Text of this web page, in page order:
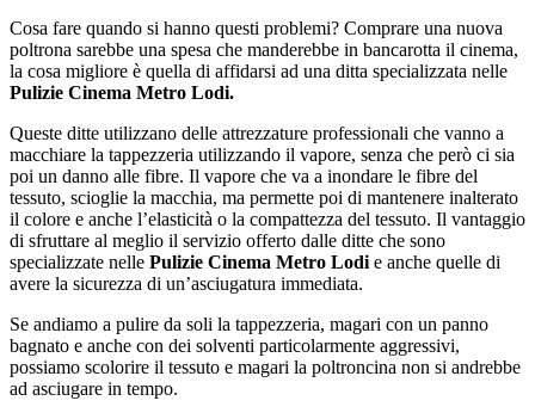
Cosa fare quando si hanno questi problemi? Comprare una nuova
poltrona sarebbe una spesa che manderebbe in bancarotta il cinema,
la cosa migliore è quella di affidarsi ad una ditta specializzata nelle
Pulizie Cinema Metro Lodi.
Queste ditte utilizzano delle attrezzature professionali che vanno a
macchiare la tappezzeria utilizzando il vapore, senza che però ci sia
poi un danno alle fibre. Il vapore che va a inondare le fibre del
tessuto, scioglie la macchia, ma permette poi di mantenere inalterato
il colore e anche l’elasticità o la compattezza del tessuto. Il vantaggio
di sfruttare al meglio il servizio offerto dalle ditte che sono
specializzate nelle Pulizie Cinema Metro Lodi e anche quelle di
avere la sicurezza di un’asciugatura immediata.
Se andiamo a pulire da soli la tappezzeria, magari con un panno
bagnato e anche con dei solventi particolarmente aggressivi,
possiamo scolorire il tessuto e magari la poltroncina non si andrebbe
ad asciugare in tempo.